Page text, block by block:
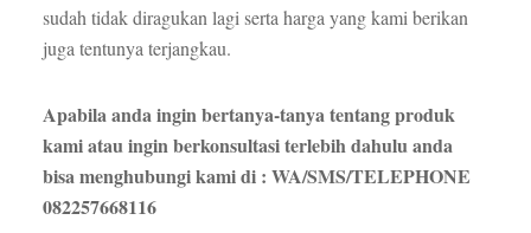
sudah tidak diragukan lagi serta harga yang kami berikan
juga tentunya terjangkau.
Apabila anda ingin bertanya-tanya tentang produk
kami atau ingin berkonsultasi terlebih dahulu anda
bisa menghubungi kami di : WA/SMS/TELEPHONE
082257668116